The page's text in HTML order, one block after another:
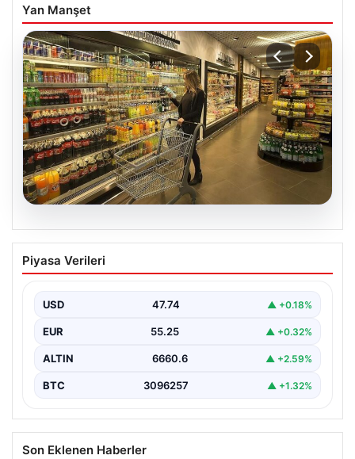
Yan Manşet
07.08.2026
Enflasyon verileri ne zaman
açıklanacak? 2026 TÜİK mart ayı
Piyasa Verileri
USD 47.74 ▲ +0.18%
EUR 55.25 ▲ +0.32%
ALTIN 6660.6 ▲ +2.59%
BTC 3096257 ▲ +1.32%
Son Eklenen Haberler